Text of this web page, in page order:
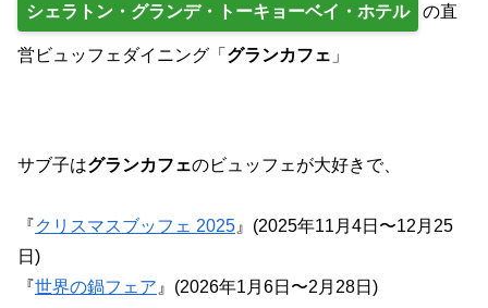
シェラトン・グランデ・トーキョーベイ・ホテル の直
営ビュッフェダイニング「 グランカフェ 」
サブ子はグランカフェのビュッフェが大好きで、
『クリスマスブッフェ 2025 』(2025年11月4日〜12月25
日)
『世界の鍋フェア 』(2026年1月6日〜2月28日)